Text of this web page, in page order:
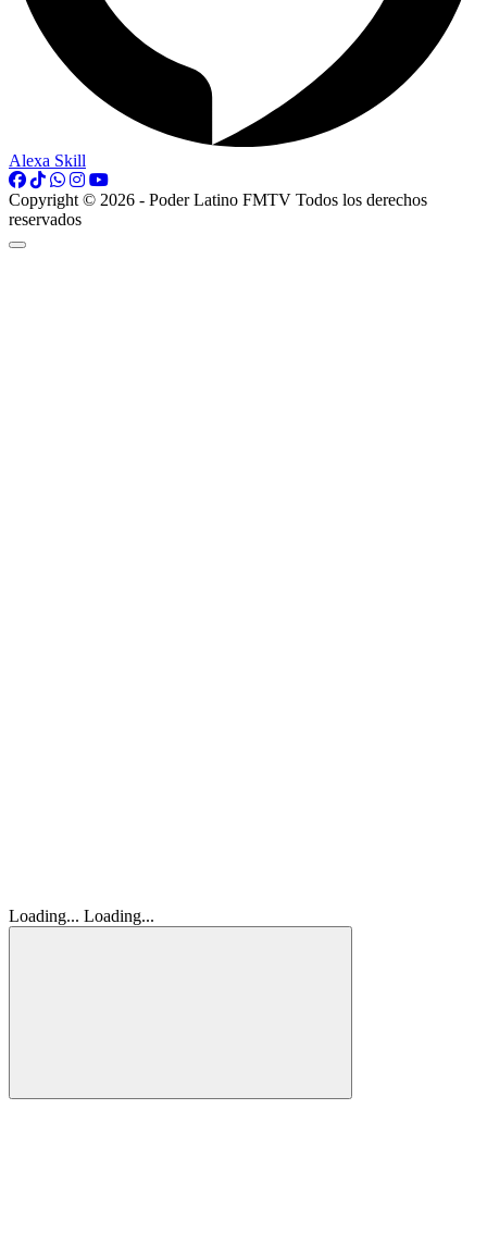
Alexa Skill
Copyright © 2026 - Poder Latino FMTV Todos los derechos
reservados
Loading... Loading...